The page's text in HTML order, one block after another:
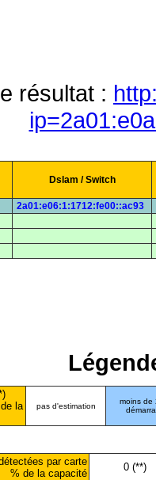
résultat :
Dslam / Switch
2a01:e06:1:1712:fe00::ac93
la
pas d'estimation
moins de
par carte
% de la capacité
0 (**)